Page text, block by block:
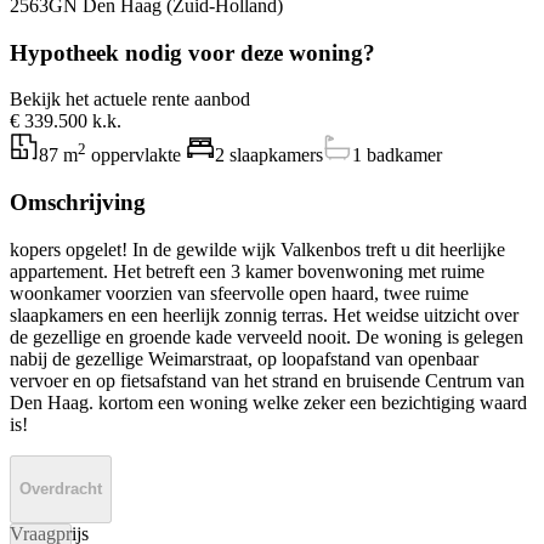
2563GN Den Haag (Zuid-Holland)
Hypotheek nodig voor deze woning?
Bekijk het actuele rente aanbod
€ 339.500 k.k.
87 m2 oppervlakte 2 slaapkamers 1 badkamer
Omschrijving
kopers opgelet! In de gewilde wijk Valkenbos treft u dit heerlijke
appartement. Het betreft een 3 kamer bovenwoning met ruime
woonkamer voorzien van sfeervolle open haard, twee ruime
slaapkamers en een heerlijk zonnig terras. Het weidse uitzicht over
de gezellige en groende kade verveeld nooit. De woning is gelegen
nabij de gezellige Weimarstraat, op loopafstand van openbaar
vervoer en op fietsafstand van het strand en bruisende Centrum van
Den Haag. kortom een woning welke zeker een bezichtiging waard
is!
Overdracht
Vraagprijs